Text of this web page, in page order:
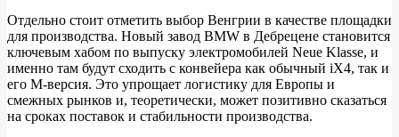
Отдельно стоит отметить выбор Венгрии в качестве площадки
для производства. Новый завод BMW в Дебрецене становится
ключевым хабом по выпуску электромобилей Neue Klasse, и
именно там будут сходить с конвейера как обычный iX4, так и
его М‑версия. Это упрощает логистику для Европы и
смежных рынков и, теоретически, может позитивно сказаться
на сроках поставок и стабильности производства.